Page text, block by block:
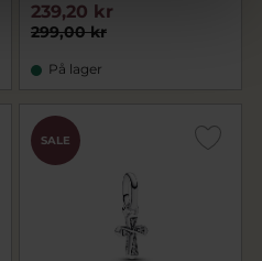
299,00 kr
239,20 kr
På lager
SALE